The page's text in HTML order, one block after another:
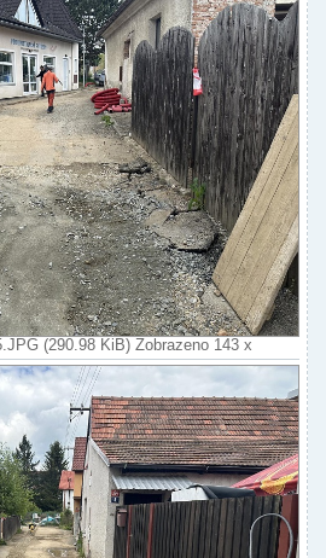
(290.98 KiB) Zobrazeno 143 x